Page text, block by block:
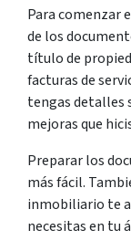
Para comenzar
de los
título de
facturas de
tengas detalles
mejoras que
Preparar los
más fácil.
inmobiliario te
necesitas en tu